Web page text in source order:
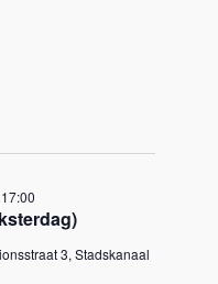
17:00
3, Stadskanaal